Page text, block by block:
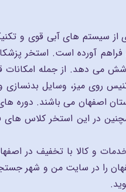
و گرافیگ
از سیستم های آبی قوی و
فراهم آورده است. استخر
می دهد. از جمله امکانات
روی میز، وسایل
اصفهان می باشند. دوره
در این استخر کلاس های
و کالا با تخفیف در
را در سایت من و شهر